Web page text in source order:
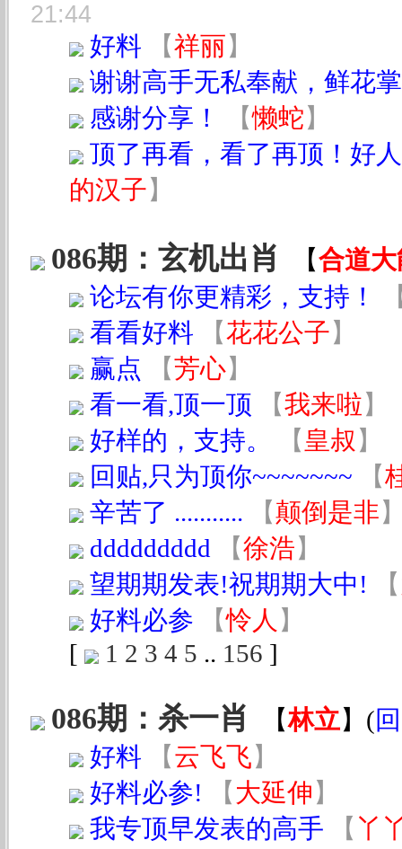
21:44
好料 【祥丽】
谢谢高手无私奉献，鲜花
感谢分享！
【懒蛇】
顶了再看，看了再顶！好
的汉子】
086期：玄机出肖 【合道
论坛有你更精彩，支持！
看看好料
【花花公子】
赢点
【芳心】
看一看,顶一顶
【我来啦】
好样的，支持。
【 皇叔 】
回贴,只为顶你~~~~~~~
【
辛苦了 ...........
【颠倒是非
ddddddddd
【徐浩】
望期期发表!祝期期大中!
【
好料必参
【怜人 】
[
1 2 3 4 5 .. 156 ]
086期：杀一肖 【林立】 (回
好料
【云飞飞】
好料必参!
【 大延伸 】
我专顶早发表的高手
【 丫